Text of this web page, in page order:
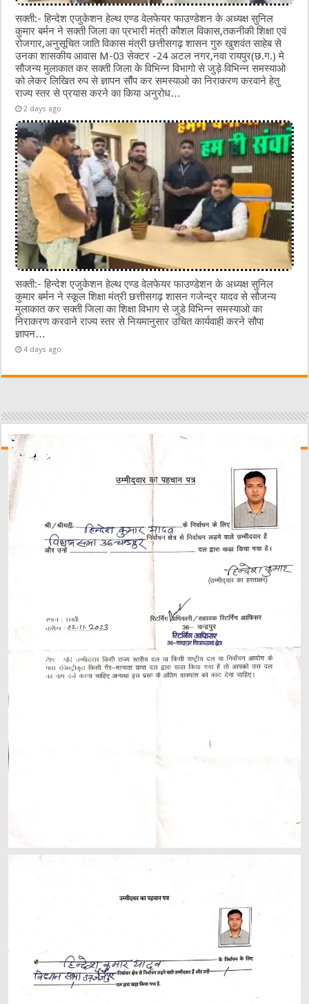
सक्ती:- हिन्देश एजुकेशन हेल्थ एण्ड वेलफेयर फाउण्डेशन के अध्यक्ष सुनिल
कुमार बर्मन ने सक्ती जिला का प्रभारी मंत्री कौशल विकास,तकनीकी शिक्षा एवं
रोजगार,अनुसूचित जाति विकास मंत्री छत्तीसगढ़ शासन गुरु खुशवंत साहेब से
उनका शासकीय आवास M-03 सेक्टर -24 अटल नगर,नवा रायपुर(छ.ग.) मे
सौजन्य मुलाकात कर सक्ती जिला के विभिन्न विभागो से जुड़े विभिन्न समस्याओ
को लेकर लिखित रुप से ज्ञापन सौंप कर समस्याओ का निराकरण करवाने हेतु
राज्य स्तर से प्रयास करने का किया अनुरोध…
2 days ago
सक्ती:- हिन्देश एजुकेशन हेल्थ एण्ड वेलफेयर फाउण्डेशन के अध्यक्ष सुनिल
कुमार बर्मन ने स्कूल शिक्षा मंत्री छत्तीसगढ़ शासन गजेन्द्र यादव से सौजन्य
मुलाकात कर सक्ती जिला का शिक्षा विभाग से जुडे विभिन्न समस्याओ का
निराकरण करवाने राज्य स्तर से नियमानुसार उचित कार्यवाही करने सौपा
ज्ञापन…
4 days ago